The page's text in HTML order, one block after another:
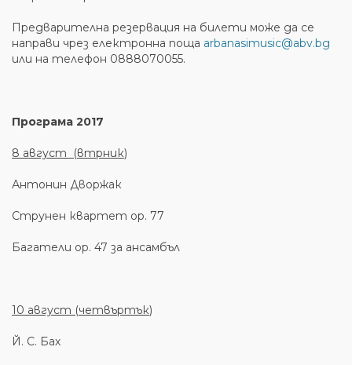
Предварителна резервация на билети може да се
направи чрез електронна поща arbanasimusic@abv.bg
или на телефон 0888070055.
Програма 2017
8 август (втрник)
Антонин Дворжак
Струнен квартет op. 77
Багатели op. 47 за ансамбъл
10 август (четвъртък)
Й. С. Бах